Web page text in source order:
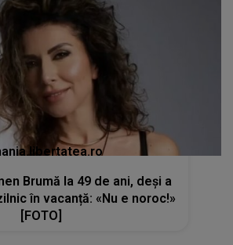
Brumă la 49 de ani, deși a
în vacanță: «Nu e noroc!»
[FOTO]